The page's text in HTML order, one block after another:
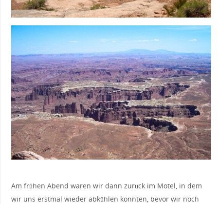
Am frühen Abend waren wir dann zurück im Motel, in dem
wir uns erstmal wieder abkühlen konnten, bevor wir noch